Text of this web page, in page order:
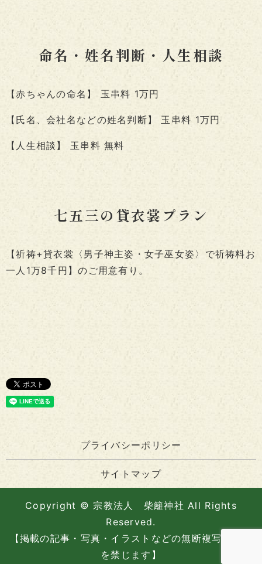
命名・姓名判断・人生相談
【赤ちゃんの命名】 玉串料 1万円
【氏名、会社名などの姓名判断】 玉串料 1万円
【人生相談】 玉串料 無料
七五三の貸衣裳プラン
【祈祷+貸衣裳〈男子神主姿・女子巫女姿〉で祈祷料お
一人1万8千円】のご用意有り。
プライバシーポリシー
サイトマップ
Copyright © 宗教法人 柴籬神社 All Rights
Reserved.
【掲載の記事・写真・イラストなどの無断複写・転載
を禁じます】